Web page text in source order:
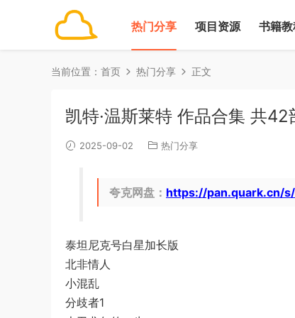
热门分享 项目资源 书籍
当前位置： 首页 热门分享 正文
凯特·温斯莱特 作品合集 共42
2025-09-02 热门分享
夸克网盘： https://pan.quark.cn/
泰坦尼克号白星加长版
北非情人
小混乱
分歧者1